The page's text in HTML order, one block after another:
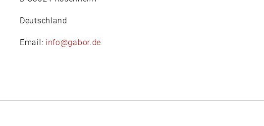
Deutschland
Email: info@gabor.de